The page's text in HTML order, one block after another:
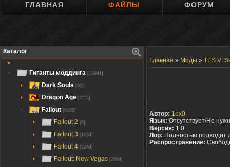
ГЛАВНАЯ ФАЙЛЫ ФОРУМ
Каталог
Гиганты моддинга [13941]
Dark Souls [90]
Dragon Age [1115]
Fallout [6188]
Fallout 2 [6]
Fallout 3 [1034]
Fallout 4 [2264]
Fallout: New Vegas [2884]
Главная » Моды » TES V:
Автор: 1ex0
Язык: Отсутствует/Не
Версия: 1.0
Лор: Полностью подходит
Распространение: